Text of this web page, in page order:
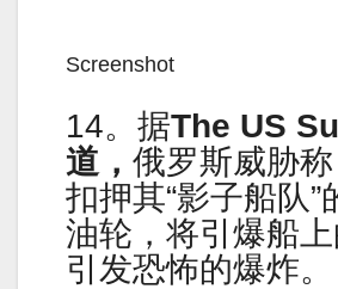
Screenshot
14。据The US
道， 俄罗斯威胁
扣押其“影子船队”
油轮，将引爆船上
引发恐怖的爆炸。